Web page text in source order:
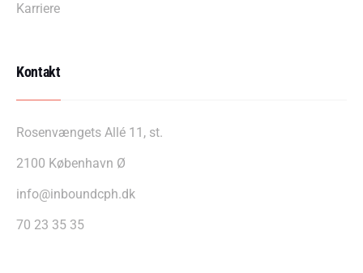
Karriere
Kontakt
Rosenvængets Allé 11, st.
2100 København Ø
info@inboundcph.dk
70 23 35 35